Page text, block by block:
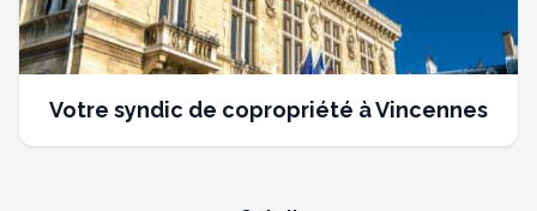
Votre syndic de copropriété à Vincennes